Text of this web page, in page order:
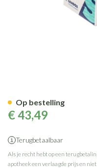
€ 43,49
Terugbetaalbaar
Als je recht hebt op een
apotheek een verlaagde prijs en
Op bestelling